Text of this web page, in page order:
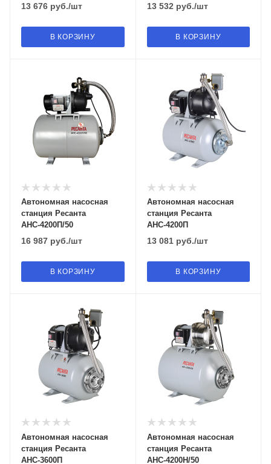
13 676 руб./шт
В КОРЗИНУ
13 532 руб./шт
В КОРЗИНУ
Автономная насосная
станция Ресанта
АНС-4200П/50
16 987 руб./шт
В КОРЗИНУ
Автономная насосная
станция Ресанта
АНС-4200П
13 081руб./шт
В КОРЗИНУ
Автономная насосная
станция Ресанта
АНС-3600П
Автономная насосная
станция Ресанта
АНС-4200Н/50